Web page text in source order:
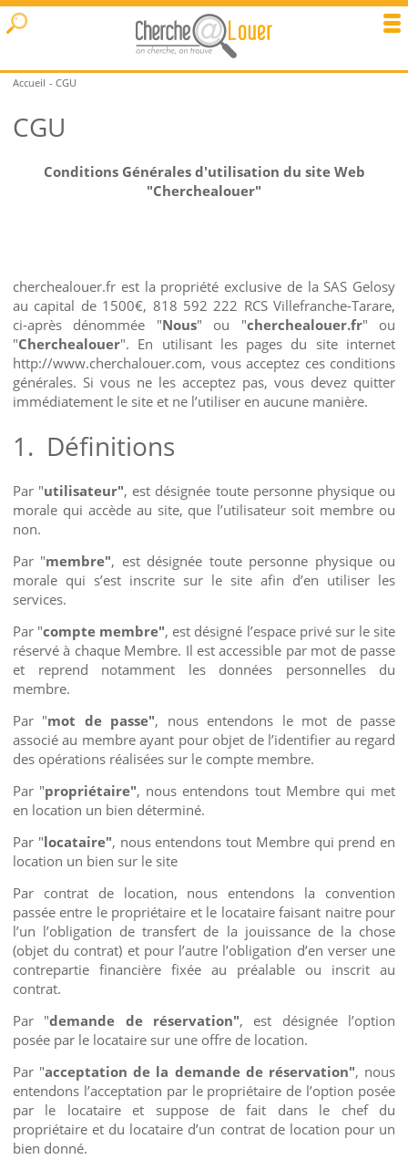
Accueil CGU
CGU
Conditions Générales d'utilisation du site Web
"Cherchealouer"
cherchealouer.fr est la propriété exclusive de la SAS Gelosy
au capital de 1500€, 818 592 222 RCS Villefranche-Tarare,
ci-après dénommée "Nous" ou "cherchealouer.fr" ou
"Cherchealouer". En utilisant les pages du site internet
http://www.cherchalouer.com, vous acceptez ces conditions
générales. Si vous ne les acceptez pas, vous devez quitter
immédiatement le site et ne l’utiliser en aucune manière.
1. Définitions
Par "utilisateur", est désignée toute personne physique ou
morale qui accède au site, que l’utilisateur soit membre ou
non.
Par "membre", est désignée toute personne physique ou
morale qui s’est inscrite sur le site afin d’en utiliser les
services.
Par "compte membre", est désigné l’espace privé sur le site
réservé à chaque Membre. Il est accessible par mot de passe
et reprend notamment les données personnelles du
membre.
Par "mot de passe", nous entendons le mot de passe
associé au membre ayant pour objet de l’identifier au regard
des opérations réalisées sur le compte membre.
Par "propriétaire", nous entendons tout Membre qui met
en location un bien déterminé.
Par "locataire", nous entendons tout Membre qui prend en
location un bien sur le site
Par contrat de location, nous entendons la convention
passée entre le propriétaire et le locataire faisant naitre pour
l’un l’obligation de transfert de la jouissance de la chose
(objet du contrat) et pour l’autre l’obligation d’en verser une
contrepartie financière fixée au préalable ou inscrit au
contrat.
Par "demande de réservation", est désignée l’option
posée par le locataire sur une offre de location.
Par "acceptation de la demande de réservation", nous
entendons l’acceptation par le propriétaire de l’option posée
par le locataire et suppose de fait dans le chef du
propriétaire et du locataire d’un contrat de location pour un
bien donné.